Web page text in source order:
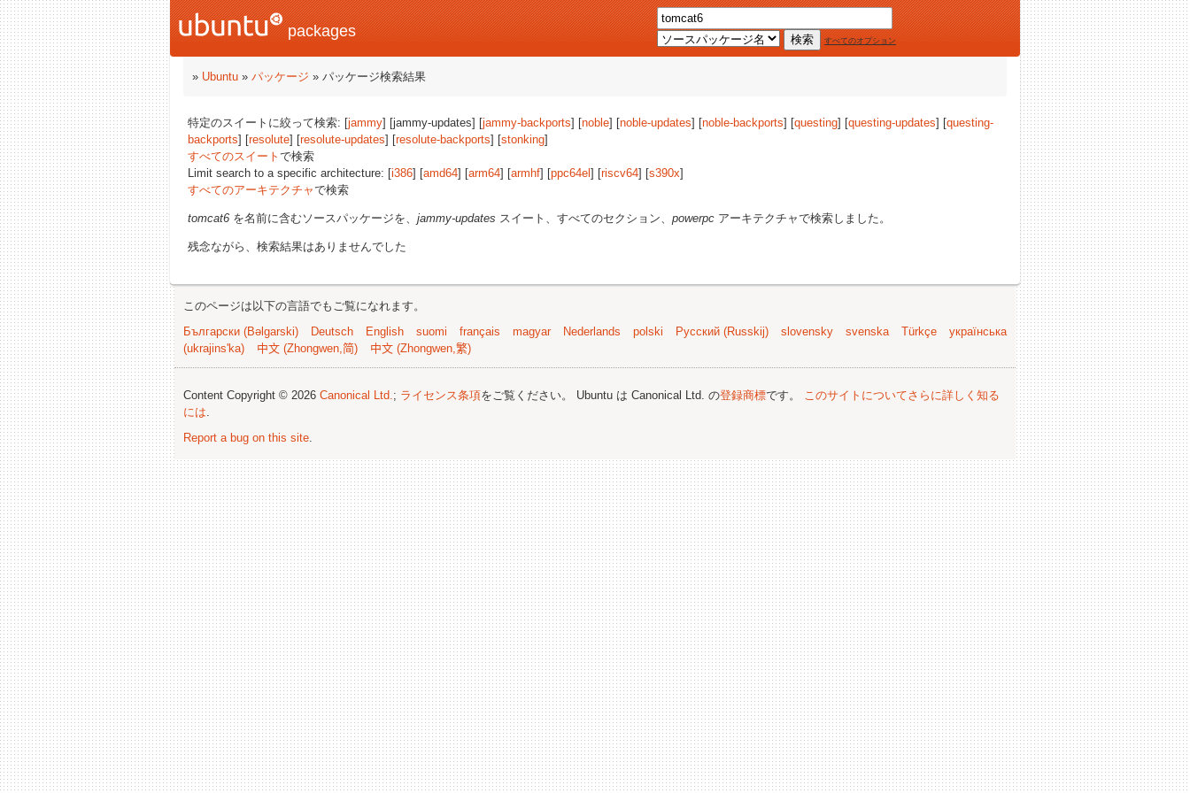
packages
すべてのオプション
» Ubuntu » パッケージ » パッケージ検索結果
特定のスイートに絞って検索: [jammy] [jammy-updates] [jammy-backports] [noble] [noble-updates] [noble-backports] [questing] [questing-updates] [questing-
backports] [resolute] [resolute-updates] [resolute-backports] [stonking]
すべてのスイート で検索
Limit search to a specific architecture: [i386] [amd64] [arm64] [armhf] [ppc64el ] [riscv64] [s390x]
すべてのアーキテクチャで検索
tomcat6 を名前に含むソースパッケージを、 jammy-updates スイート、すべてのセクション、 powerpc アーキテクチャで検索しました。
残念ながら、検索結果はありませんでした
このページは以下の言語でもご覧になれます。
Български (Bəlgarski)
Deutsch English suomi français magyar Nederlands polski Русский (Russkij) slovensky svenska Türkçe
українська
(ukrajins'ka)
中文 (Zhongwen,简) 中文 (Zhongwen,繁)
Content Copyright © 2026 Canonical Ltd.; ライセンス条項をご覧ください。 Ubuntu は Canonical Ltd. の登録商標です。 このサイトについてさらに詳しく知る
には.
Report a bug on this site.